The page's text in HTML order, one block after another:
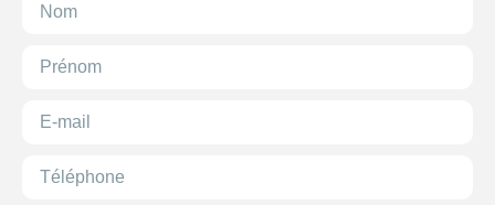
PRESTATION
-1—
POUR
Choisir